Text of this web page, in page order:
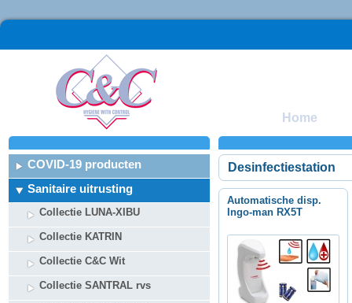
Home
COVID-19 producten
Sanitaire uitrusting
Collectie LUNA-XIBU
Collectie KATRIN
Collectie C&C Wit
Collectie SANTRAL rvs
Desinfectiestation
Automatische disp.
Ingo-man RX5T